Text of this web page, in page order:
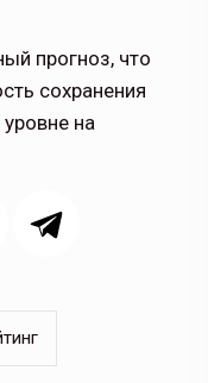
прогноз, что
сохранения
на